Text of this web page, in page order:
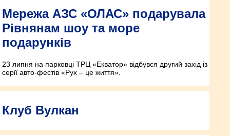
Мережа АЗС «ОЛАС» подарувала
Рівнянам шоу та море
подарунків
23 липня на парковці ТРЦ «Екватор» відбувся другий захід із
серії авто-фестів «Рух – це життя».
Клуб Вулкaн